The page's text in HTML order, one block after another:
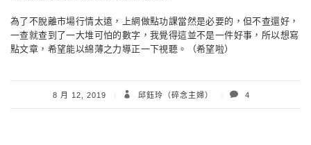
為了不脫離市場行情太遠，上網做點功課當然是必要的，但不查還好，
一查就查到了一大堆可怕的數字，我覺得這並不是一件好事，所以想寫
點文章，希望能以綿薄之力導正一下視聽。（希望啦）
8 月 12, 2019 邱鈺玲（碎念主婦） 4